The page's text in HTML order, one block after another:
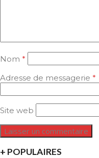
Nom *
Adresse de messagerie *
Site web
+ POPULAIRES